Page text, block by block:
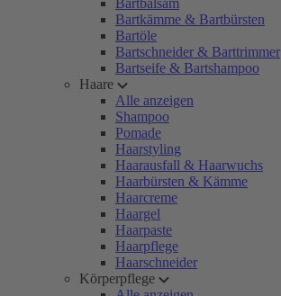
Bartbalsam
Bartkämme & Bartbürsten
Bartöle
Bartschneider & Barttrimmer
Bartseife & Bartshampoo
Haare
Alle anzeigen
Shampoo
Pomade
Haarstyling
Haarausfall & Haarwuchs
Haarbürsten & Kämme
Haarcreme
Haargel
Haarpaste
Haarpflege
Haarschneider
Körperpflege